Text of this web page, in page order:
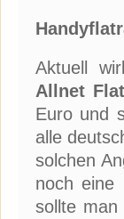
Aktuell
Allnet
Euro und
alle
solchen
noch eine
sollte man